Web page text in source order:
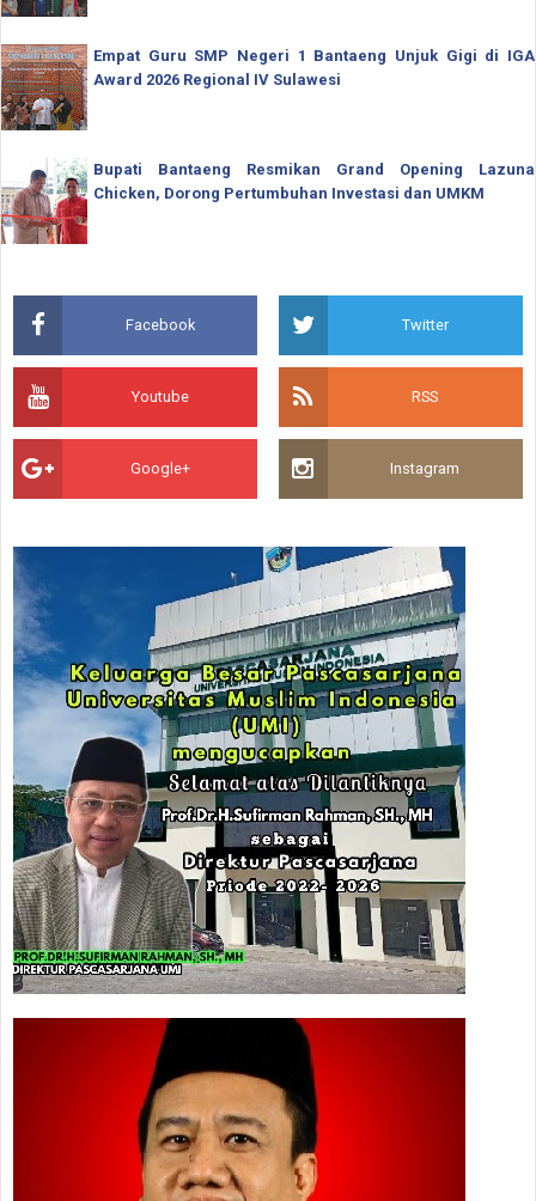
Empat Guru SMP Negeri 1 Bantaeng Unjuk Gigi di IGA
Award 2026 Regional IV Sulawesi
Bupati Bantaeng Resmikan Grand Opening Lazuna
Chicken, Dorong Pertumbuhan Investasi dan UMKM
Facebook Twitter
Youtube RSS
Google+ Instagram